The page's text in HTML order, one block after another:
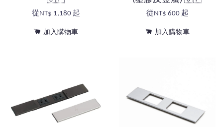
從 NT$ 1,180 起
加入購物車
從 NT$ 600 起
加入購物車